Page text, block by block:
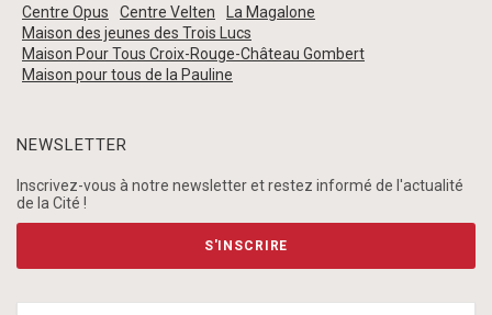
Centre Opus
Centre Velten
La Magalone
Maison des jeunes des Trois Lucs
Maison Pour Tous Croix-Rouge-Château Gombert
Maison pour tous de la Pauline
NEWSLETTER
Inscrivez-vous à notre newsletter et restez informé de l'actualité
de la Cité !
S'INSCRIRE